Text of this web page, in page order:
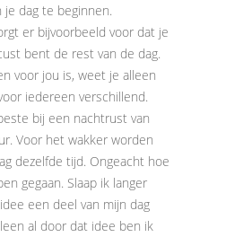
je dag te beginnen.
er bijvoorbeeld voor dat je
bent de rest van de dag.
voor jou is, weet je alleen
iedereen verschillend.
bij een nachtrust van
Voor het wakker worden
dezelfde tijd. Ongeacht hoe
gegaan. Slaap ik langer
een deel van mijn dag
al door dat idee ben ik